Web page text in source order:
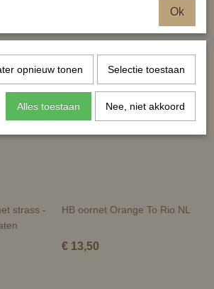
strass -
HB oornet Orange To Rio NL
€ 13,50
Ok
opnieuw tonen Selectie toestaan
Alles toestaan Nee, niet akkoord